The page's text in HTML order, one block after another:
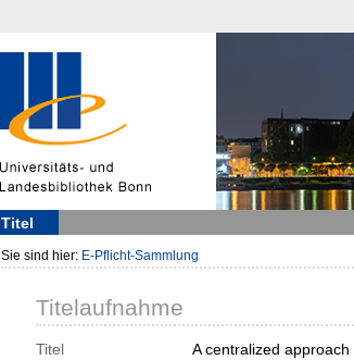
Titel
Sie sind hier: E-Pflicht-Sammlung
Titelaufnahme
Titel
A centralized